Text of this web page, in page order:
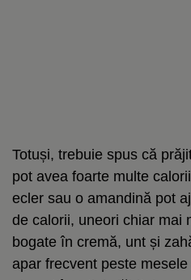
Totuși, trebuie spus că
pot avea foarte multe
ecler sau o amandină pot
de calorii, uneori chiar mai
bogate în cremă, unt și
apar frecvent peste